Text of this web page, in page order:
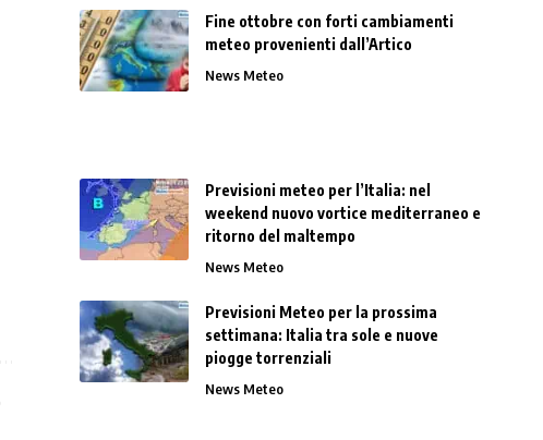
Fine ottobre con forti cambiamenti
meteo provenienti dall’Artico
News Meteo
Previsioni meteo per l’Italia: nel
weekend nuovo vortice mediterraneo e
ritorno del maltempo
News Meteo
Previsioni Meteo per la prossima
settimana: Italia tra sole e nuove
piogge torrenziali
News Meteo